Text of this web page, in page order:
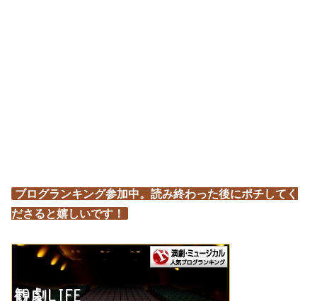
ブログランキング参加中。読み終わった後にポチしてく
ださると嬉しいです！